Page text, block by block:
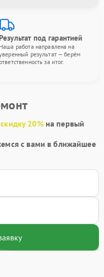
Результат под гарантией
Наша работа направлена на
результат — берём
за итог.
20%на первый
с вами в ближайшее